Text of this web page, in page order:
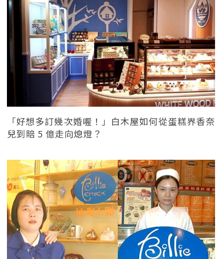
「好想多訂幾次婚喔！」白木屋如何從蛋糕界香奈
兒到賠 5 億走向熄燈？